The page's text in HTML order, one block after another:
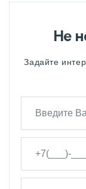
Не
Задайте